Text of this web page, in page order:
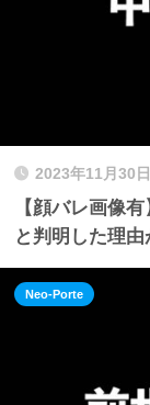
2023年11月30日
【顔バレ画像
と判明した理由
Neo-Porte